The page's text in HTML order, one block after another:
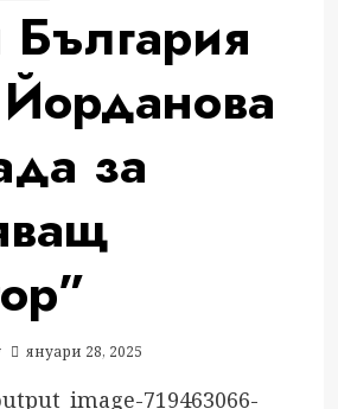
за
януари 28, 2025